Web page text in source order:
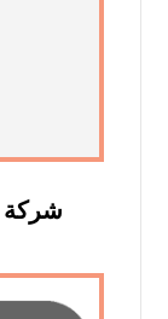
شركة